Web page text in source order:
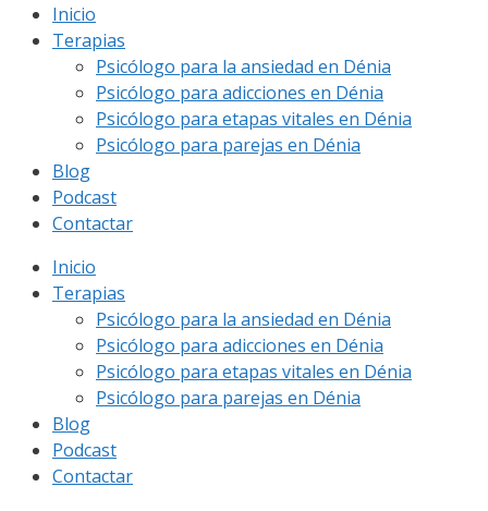
Inicio
Terapias
Psicólogo para la ansiedad en Dénia
Psicólogo para adicciones en Dénia
Psicólogo para etapas vitales en Dénia
Psicólogo para parejas en Dénia
Blog
Podcast
Contactar
Inicio
Terapias
Psicólogo para la ansiedad en Dénia
Psicólogo para adicciones en Dénia
Psicólogo para etapas vitales en Dénia
Psicólogo para parejas en Dénia
Blog
Podcast
Contactar